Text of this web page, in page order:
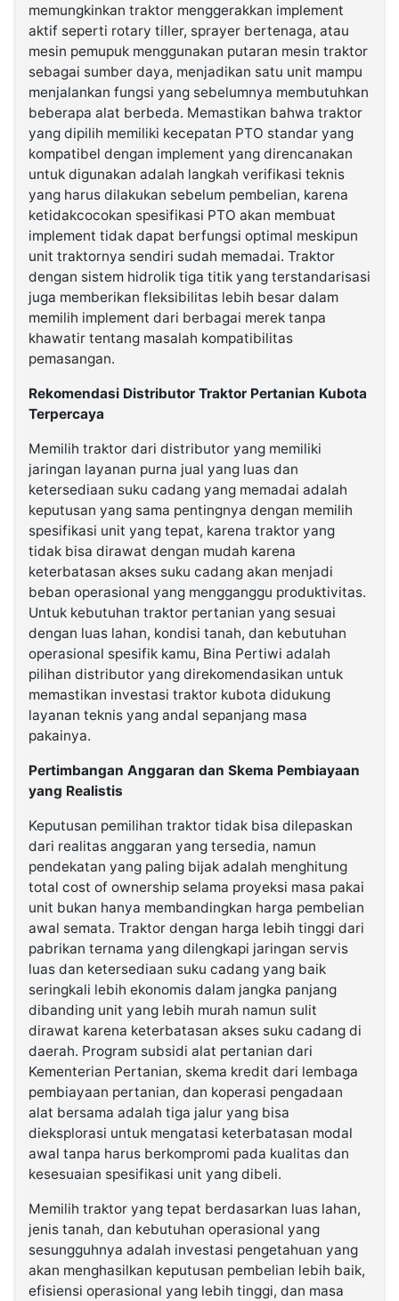
memungkinkan traktor menggerakkan implement
aktif seperti rotary tiller, sprayer bertenaga, atau
mesin pemupuk menggunakan putaran mesin traktor
sebagai sumber daya, menjadikan satu unit mampu
menjalankan fungsi yang sebelumnya membutuhkan
beberapa alat berbeda. Memastikan bahwa traktor
yang dipilih memiliki kecepatan PTO standar yang
kompatibel dengan implement yang direncanakan
untuk digunakan adalah langkah verifikasi teknis
yang harus dilakukan sebelum pembelian, karena
ketidakcocokan spesifikasi PTO akan membuat
implement tidak dapat berfungsi optimal meskipun
unit traktornya sendiri sudah memadai. Traktor
dengan sistem hidrolik tiga titik yang terstandarisasi
juga memberikan fleksibilitas lebih besar dalam
memilih implement dari berbagai merek tanpa
khawatir tentang masalah kompatibilitas
pemasangan.
Rekomendasi Distributor Traktor Pertanian Kubota
Terpercaya
Memilih traktor dari distributor yang memiliki
jaringan layanan purna jual yang luas dan
ketersediaan suku cadang yang memadai adalah
keputusan yang sama pentingnya dengan memilih
spesifikasi unit yang tepat, karena traktor yang
tidak bisa dirawat dengan mudah karena
keterbatasan akses suku cadang akan menjadi
beban operasional yang mengganggu produktivitas.
Untuk kebutuhan traktor pertanian yang sesuai
dengan luas lahan, kondisi tanah, dan kebutuhan
operasional spesifik kamu, Bina Pertiwi adalah
pilihan distributor yang direkomendasikan untuk
memastikan investasi traktor kubota didukung
layanan teknis yang andal sepanjang masa
pakainya.
Pertimbangan Anggaran dan Skema Pembiayaan
yang Realistis
Keputusan pemilihan traktor tidak bisa dilepaskan
dari realitas anggaran yang tersedia, namun
pendekatan yang paling bijak adalah menghitung
total cost of ownership selama proyeksi masa pakai
unit bukan hanya membandingkan harga pembelian
awal semata. Traktor dengan harga lebih tinggi dari
pabrikan ternama yang dilengkapi jaringan servis
luas dan ketersediaan suku cadang yang baik
seringkali lebih ekonomis dalam jangka panjang
dibanding unit yang lebih murah namun sulit
dirawat karena keterbatasan akses suku cadang di
daerah. Program subsidi alat pertanian dari
Kementerian Pertanian, skema kredit dari lembaga
pembiayaan pertanian, dan koperasi pengadaan
alat bersama adalah tiga jalur yang bisa
dieksplorasi untuk mengatasi keterbatasan modal
awal tanpa harus berkompromi pada kualitas dan
kesesuaian spesifikasi unit yang dibeli.
Memilih traktor yang tepat berdasarkan luas lahan,
jenis tanah, dan kebutuhan operasional yang
sesungguhnya adalah investasi pengetahuan yang
akan menghasilkan keputusan pembelian lebih baik,
efisiensi operasional yang lebih tinggi, dan masa